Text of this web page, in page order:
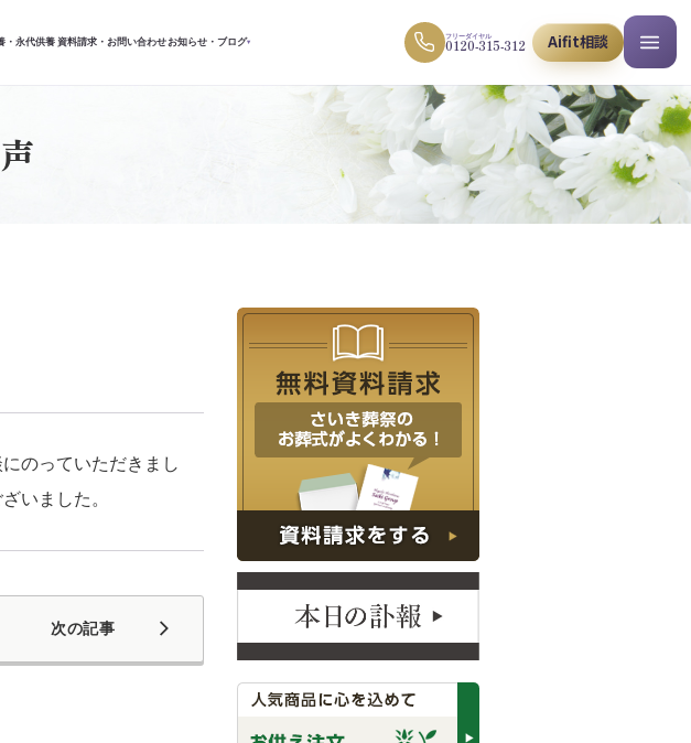
・永代供養 資料請求・お問い合わせお知らせ・ブログ▾
フリーダイヤル
0120-315-312 Aifit相談
のっていただきまし
いました。
次の記事